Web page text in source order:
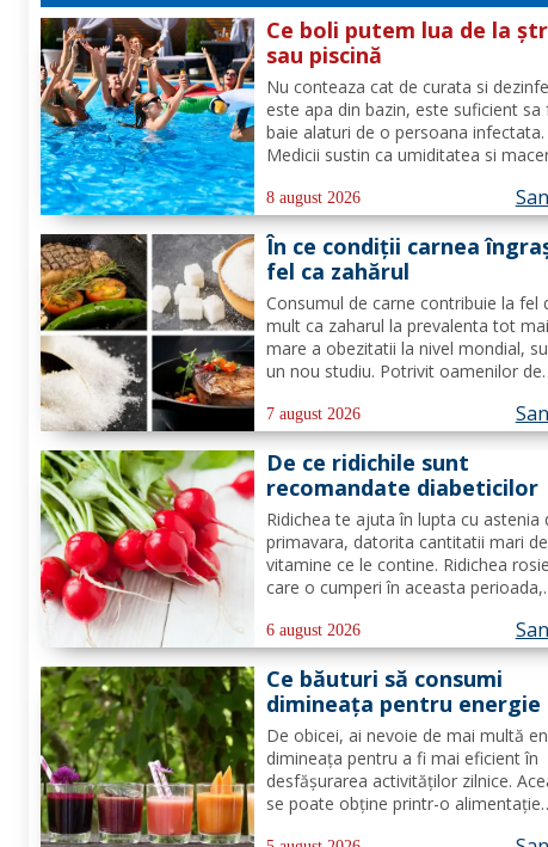
Ce boli putem lua de la
sau piscină
Nu conteaza cat de curata si
este apa din bazin, este suficient sa
baie alaturi de o persoana infectata.
Medicii sustin ca umiditatea si
infectiilor micotice, care prin apa se
transmit mult mai usor. Cel mai
de...
8 august 2026
În ce condiții carnea
fel ca zahărul
Consumul de carne contribuie la fel
mult ca zaharul la prevalenta tot mai
mare a obezitatii la nivel mondial,
un nou studiu. Potrivit oamenilor de
grasimile si carbohidratii ne pot oferi
suficienta energie pentru a satisface
cererile...
7 august 2026
De ce ridichile sunt
recomandate diabeticilor
Ridichea te ajuta în lupta cu astenia
primavara, datorita cantitatii mari de
vitamine ce le contine. Ridichea
care o cumperi în aceasta perioada,
proportie de 25%, vitamina B, acid
potasiu, magneziu si multe alte
componente ce-ti sunt de...
6 august 2026
Ce băuturi să consumi
dimineața pentru energie
tot parcursul zilei?
De obicei, ai nevoie de mai multă
dimineața pentru a fi mai eficient în
desfășurarea activităților zilnice.
se poate obține printr-o alimentație